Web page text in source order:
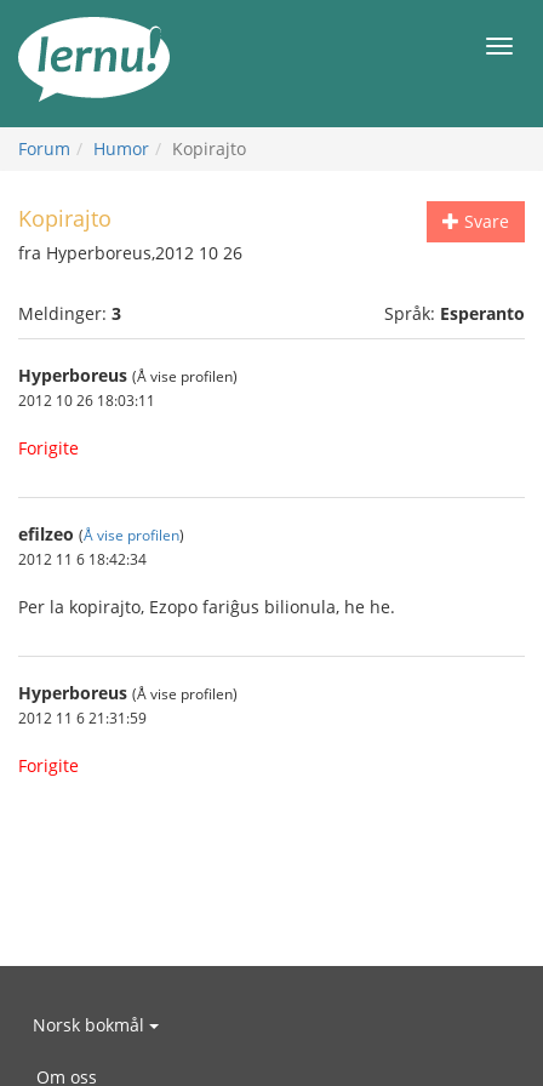
innholdet
Meny
Forum Humor Kopirajto
Svare
Kopirajto
fra Hyperboreus,2012 10 26
Meldinger: 3 Språk: Esperanto
Hyperboreus (Å vise profilen)
2012 10 26 18:03:11
Forigite
efilzeo (Å vise profilen)
2012 11 6 18:42:34
Per la kopirajto, Ezopo fariĝus bilionula, he he.
Hyperboreus (Å vise profilen)
2012 11 6 21:31:59
Forigite
Norsk bokmål
Om oss